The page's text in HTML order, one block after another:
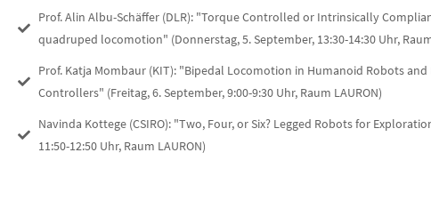
Prof. Alin Albu-Schäffer (DLR): "Torque Controlled or Intrinsically
quadruped locomotion" (Donnerstag, 5. September, 13:30-14:30 Uhr,
Prof. Katja Mombaur (KIT): "Bipedal Locomotion in Humanoid Robots
Controllers" (Freitag, 6. September, 9:00-9:30 Uhr, Raum LAURON)
Navinda Kottege (CSIRO): "Two, Four, or Six? Legged Robots for
11:50-12:50 Uhr, Raum LAURON)